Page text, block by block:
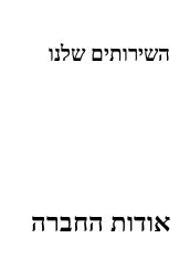
השירותים שלנו
אודות החברה